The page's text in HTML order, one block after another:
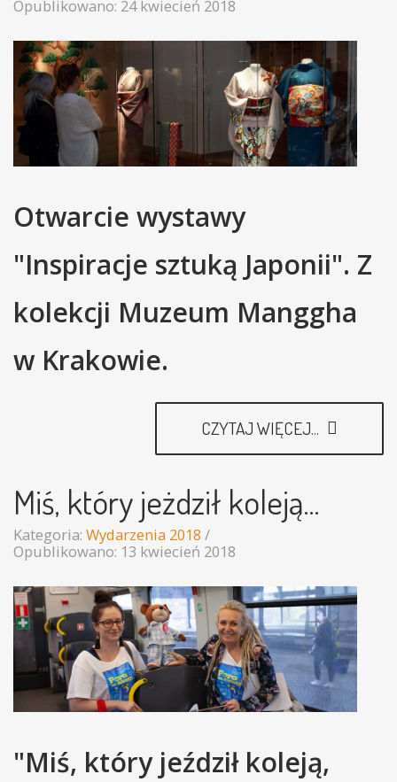
Opublikowano: 24 kwiecień 2018
Otwarcie wystawy
"Inspiracje sztuką Japonii". Z
kolekcji Muzeum Manggha
w Krakowie.
CZYTAJ WIĘCEJ...
Miś, który jeżdził koleją...
Kategoria: Wydarzenia 2018
Opublikowano: 13 kwiecień 2018
"Miś, który jeździł koleją,